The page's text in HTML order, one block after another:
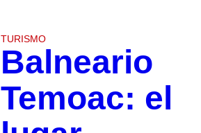
TURISMO
Balneario
Temoac: el